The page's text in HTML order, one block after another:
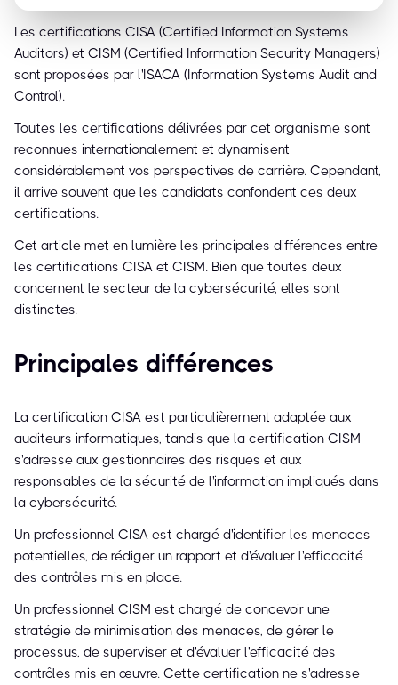
Les certifications CISA (Certified Information Systems
Auditors) et CISM (Certified Information Security Managers)
sont proposées par l'ISACA (Information Systems Audit and
Control).
Toutes les certifications délivrées par cet organisme sont
reconnues internationalement et dynamisent
considérablement vos perspectives de carrière. Cependant,
il arrive souvent que les candidats confondent ces deux
certifications.
Cet article met en lumière les principales différences entre
les certifications CISA et CISM. Bien que toutes deux
concernent le secteur de la cybersécurité, elles sont
distinctes.
Principales différences
La certification CISA est particulièrement adaptée aux
auditeurs informatiques, tandis que la certification CISM
s'adresse aux gestionnaires des risques et aux
responsables de la sécurité de l'information impliqués dans
la cybersécurité.
Un professionnel CISA est chargé d'identifier les menaces
potentielles, de rédiger un rapport et d'évaluer l'efficacité
des contrôles mis en place.
Un professionnel CISM est chargé de concevoir une
stratégie de minimisation des menaces, de gérer le
processus, de superviser et d'évaluer l'efficacité des
contrôles mis en œuvre. Cette certification ne s'adresse